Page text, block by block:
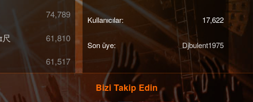
74,789
61,810
61,517
Kullanıcılar 17,622
Son üye Djbulent1975
Bizi Takip Edin